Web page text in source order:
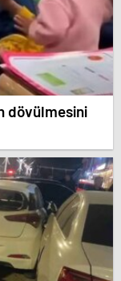
dövülmesini